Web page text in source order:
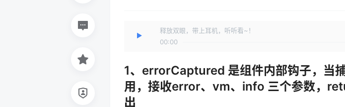
释放双眼，带上耳机，听听看~！
00:00
1、errorCaptured 是组件内部钩子，当
用，接收error、vm、info 三个参数，
出